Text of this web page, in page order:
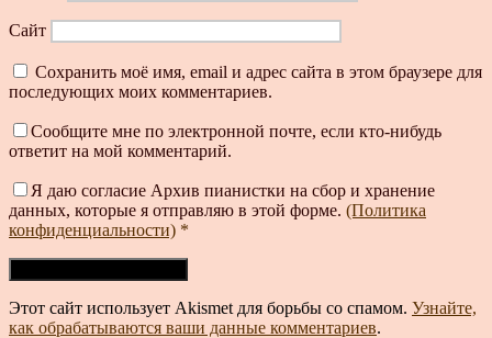
Сайт
Сохранить моё имя, email и адрес сайта в этом браузере для
последующих моих комментариев.
Сообщите мне по электронной почте, если кто-нибудь
ответит на мой комментарий.
Я даю согласие Архив пианистки на сбор и хранение
данных, которые я отправляю в этой форме. (Политика
конфиденциальности) *
Этот сайт использует Akismet для борьбы со спамом. Узнайте,
как обрабатываются ваши данные комментариев.